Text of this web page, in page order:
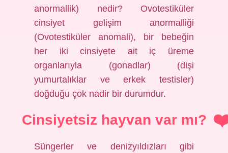
anormallik) nedir? Ovotestiküler
cinsiyet gelişim anormalliği
(Ovotestiküler anomali), bir bebeğin
her iki cinsiyete ait iç üreme
organlarıyla (gonadlar) (dişi
yumurtalıklar ve erkek testisler)
doğduğu çok nadir bir durumdur.
Cinsiyetsiz hayvan var mı?
Süngerler ve denizyıldızları gibi